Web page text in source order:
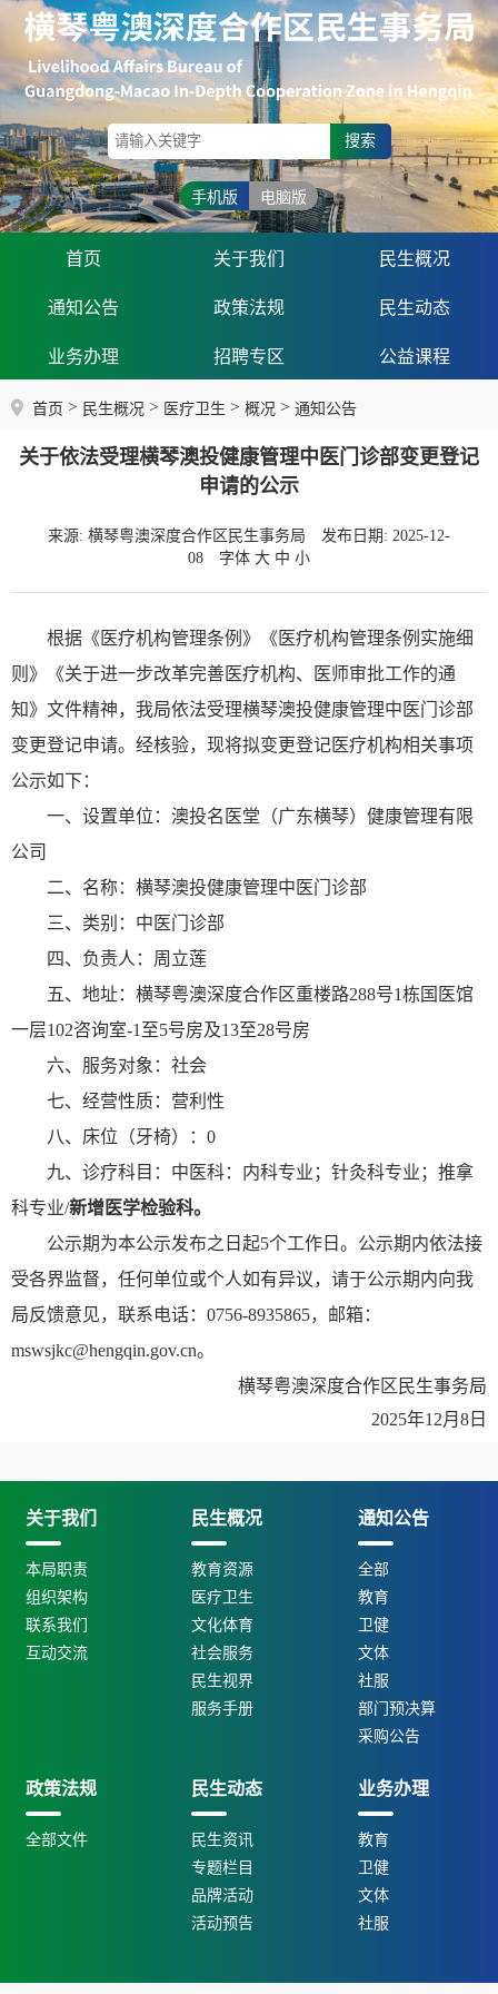
搜索
手机版 电脑版
首页 关于我们 民生概况
通知公告 政策法规 民生动态
业务办理 招聘专区 公益课程
首页 > 民生概况 > 医疗卫生 > 概况 > 通知公告
关于依法受理横琴澳投健康管理中医门诊部变更登记
申请的公示
来源: 横琴粤澳深度合作区民生事务局
发布日期: 2025-12-
08
字体 大 中 小
根据《医疗机构管理条例》《医疗机构管理条例实施细
则》《关于进一步改革完善医疗机构、医师审批工作的通
知》文件精神，我局依法受理横琴澳投健康管理中医门诊部
变更登记申请。经核验，现将拟变更登记医疗机构相关事项
公示如下：
一、设置单位：澳投名医堂（广东横琴）健康管理有限
公司
二、名称：横琴澳投健康管理中医门诊部
三、类别：中医门诊部
四、负责人：周立莲
五、地址：横琴粤澳深度合作区重楼路288号1栋国医馆
一层102咨询室-1至5号房及13至28号房
六、服务对象：社会
七、经营性质：营利性
八、床位（牙椅）：0
九、诊疗科目：中医科：内科专业；针灸科专业；推拿
科专业/新增医学检验科。
公示期为本公示发布之日起5个工作日。公示期内依法接
受各界监督，任何单位或个人如有异议，请于公示期内向我
局反馈意见，联系电话：0756-8935865，邮箱：
mswsjkc@hengqin.gov.cn。
横琴粤澳深度合作区民生事务局
2025年12月8日
关于我们
本局职责
组织架构
联系我们
互动交流
民生概况
教育资源
医疗卫生
文化体育
社会服务
民生视界
服务手册
通知公告
全部
教育
卫健
文体
社服
部门预决算
采购公告
政策法规
全部文件
民生动态
民生资讯
专题栏目
品牌活动
活动预告
业务办理
教育
卫健
文体
社服